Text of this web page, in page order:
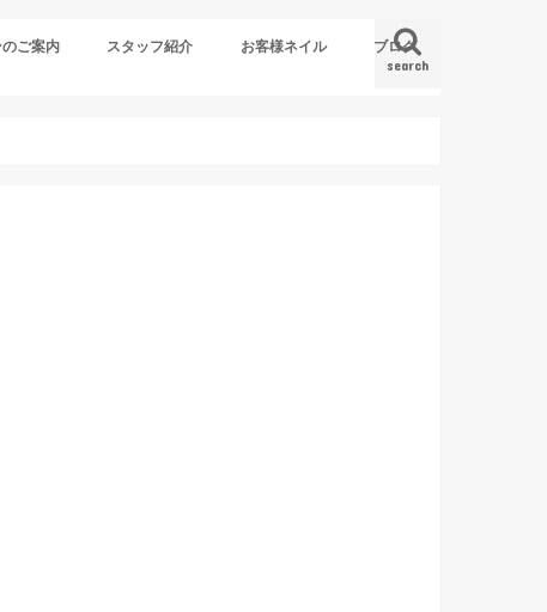
search
ご案内 スタッフ紹介 お客様ネイル ブログ